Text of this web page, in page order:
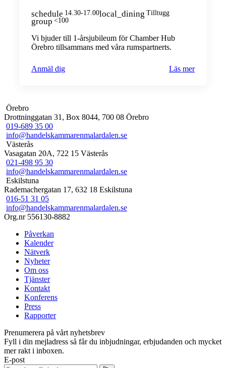
schedule 14.30-17.00local_dining Tilltugg
group <100
Vi bjuder till 1-årsjubileum för Chamber Hub
Örebro tillsammans med våra rumspartnerts.
Anmäl dig Läs mer
Örebro
Drottninggatan 31, Box 8044, 700 08 Örebro
019-689 35 00
info@handelskammarenmalardalen.se
Västerås
Vasagatan 20A, 722 15 Västerås
021-498 95 30
info@handelskammarenmalardalen.se
Eskilstuna
Rademachergatan 17, 632 18 Eskilstuna
016-51 31 05
info@handelskammarenmalardalen.se
Org.nr 556130-8882
Påverkan
Kalender
Nätverk
Nyheter
Om oss
Tjänster
Kontakt
Konferens
Press
Rapporter
Prenumerera på vårt nyhetsbrev
Fyll i din mejladress så får du inbjudningar, erbjudanden och mycket
mer rakt i inboxen.
E-post